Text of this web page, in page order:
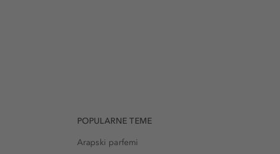
POPULARNE TEME
Arapski parfemi